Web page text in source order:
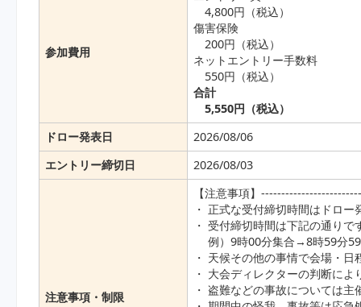
参加費用
4,800円（税込）
傷害保険
200円（税込）
ネットエントリー手数料
550円（税込）
合計
5,550円（税込）
ドロー発表日
2026/08/06
エントリー締切日
2026/08/03
注意事項・制限
【注意事項】
・ 正式な受付締切時間はドロ
・ 受付締切時間は下記の通りで
例）9時00分集合→8時59分59
・ 天候その他の事情で会場・
・ 大会ディレクターの判断に
・ 盗難などの事故については